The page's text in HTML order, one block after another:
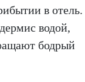
в отель.
водой,
бодрый